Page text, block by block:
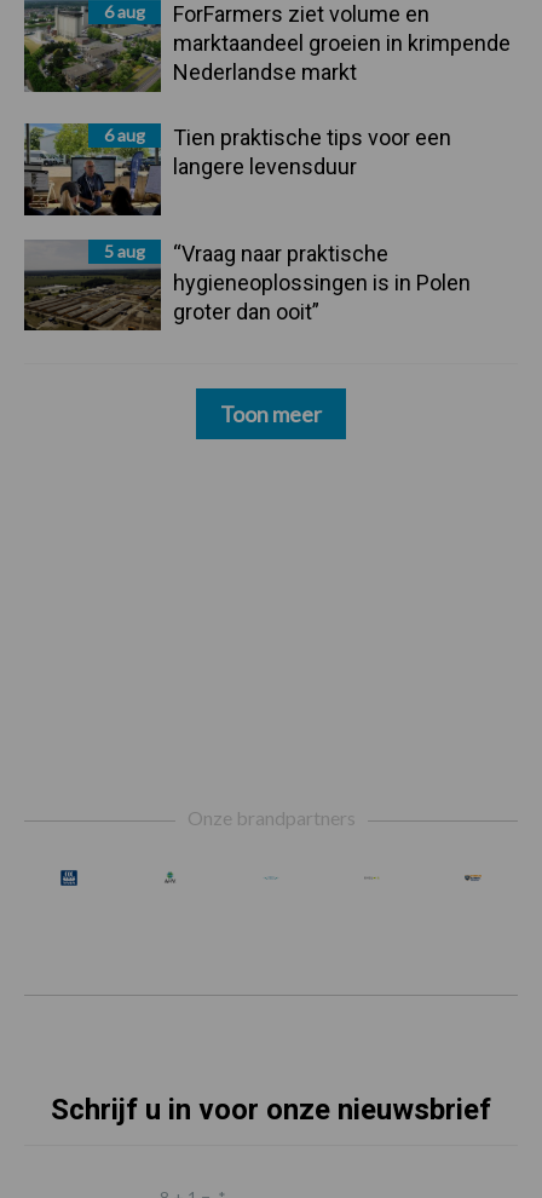
6 aug
ForFarmers ziet volume en
marktaandeel groeien in krimpende
Nederlandse markt
6 aug
Tien praktische tips voor een
langere levensduur
5 aug
“Vraag naar praktische
hygieneoplossingen is in Polen
groter dan ooit”
Toon meer
Onze brandpartners
Schrijf u in voor onze nieuwsbrief